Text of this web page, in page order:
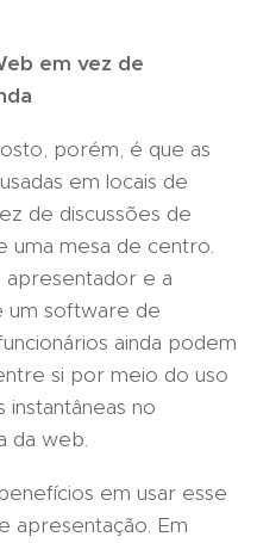
em vez de
porém, é que as
em locais de
de discussões de
uma mesa de centro.
e a
um software de
ainda podem
si por meio do uso
instantâneas no
da web.
em usar esse
apresentação. Em